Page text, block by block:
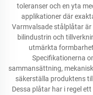
toleranser och en yta
applikationer där
Varmvalsade stålplåtar
bilindustrin och
utmärkta
Specifikationerna
sammansättning,
säkerställa produktens
Dessa plåtar har i regel